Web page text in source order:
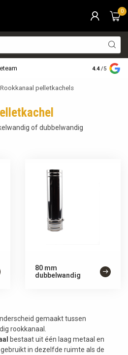
0
Bezorging
4.4 /5
Rookkanaal pelletkachels
of dubbelwandig
80 mm
dubbelwandig
gemaakt tussen
rookkanaal.
bestaat uit één laag metaal en
in dezelfde ruimte als de